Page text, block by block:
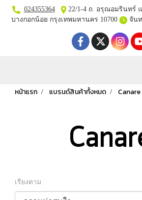
024355364
22/1-4 ถ. อรุณอมรินทร์
บางกอกน้อย กรุงเทพมหานคร 10700
จัน
หน้าแรก แบรนด์สินค้าทั้งหมด Canare
เรียงตาม